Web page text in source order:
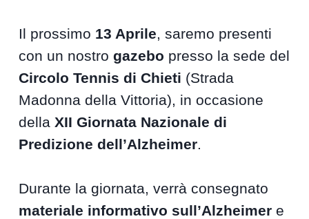
Il prossimo 13 Aprile, saremo presenti
con un nostrogazebo presso la sede del
Circolo Tennis di Chieti (Strada
Madonna della Vittoria), in occasione
dellaXII Giornata Nazionale di
Predizione dell’Alzheimer.
Durante la giornata, verrà consegnato
materiale informativo sull’Alzheimer e